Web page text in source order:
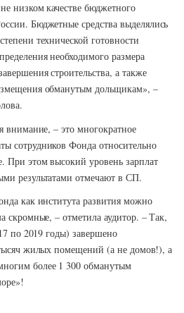
низком качестве бюджетного
Бюджетные средства выделялись
технической готовности
необходимого размера
строительства, а также
обманутым дольщикам», –
внимание, – это многократное
сотрудников Фонда относительно
При этом высокий уровень зарплат
результатами отмечают в СП.
как института развития можно
скромные, – отметила аудитор. – Так,
по 2019 годы) завершено
тысяч жилых помещений (а не домов!), а
более 1 300 обманутым